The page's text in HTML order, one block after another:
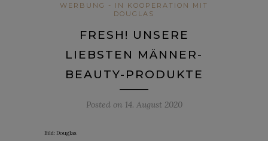
WERBUNG - IN KOOPERATION MIT
DOUGLAS
FRESH! UNSERE
LIEBSTEN MÄNNER-
BEAUTY-PRODUKTE
Posted on 14. August 2020
Bild: Douglas